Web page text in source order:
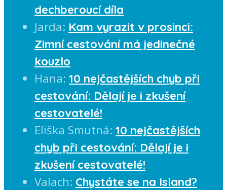
dechberoucí díla
Jarda: Kam vyrazit v prosinci:
Zimní cestování má jedinečné
kouzlo
Hana: 10 nejčastějších chyb při
cestování: Dělají je i zkušení
cestovatelé!
Eliška Smutná: 10 nejčastějších
chyb při cestování: Dělají je i
zkušení cestovatelé!
Valach: Chystáte se na Island?